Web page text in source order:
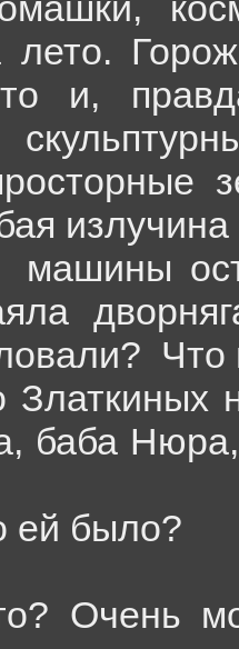
лето.
и,
излучина
машины
Что
Златкиных
баба
ей было?
Очень